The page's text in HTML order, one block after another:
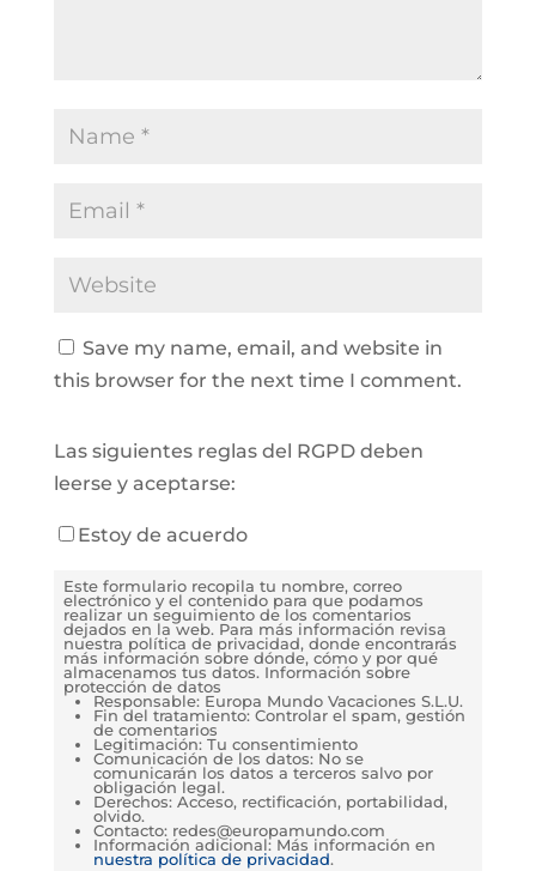
Save my name, email, and website in
this browser for the next time I comment.
Las siguientes reglas del RGPD deben
leerse y aceptarse:
Estoy de acuerdo
Este formulario recopila tu nombre, correo
electrónico y el contenido para que podamos
realizar un seguimiento de los comentarios
dejados en la web. Para más información revisa
nuestra política de privacidad, donde encontrarás
más información sobre dónde, cómo y por qué
almacenamos tus datos. Información sobre
protección de datos
Responsable: Europa Mundo Vacaciones S.L.U.
Fin del tratamiento: Controlar el spam, gestión
de comentarios
Legitimación: Tu consentimiento
Comunicación de los datos: No se
comunicarán los datos a terceros salvo por
obligación legal.
Derechos: Acceso, rectificación, portabilidad,
olvido.
Contacto: redes@europamundo.com
Información adicional: Más información en
nuestra política de privacidad.